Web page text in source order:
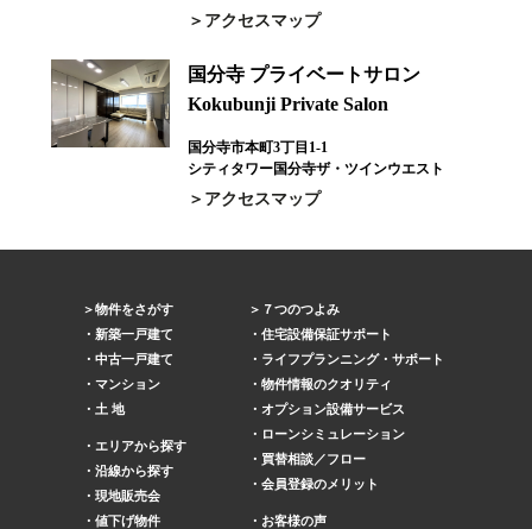
アクセスマップ
国分寺 プライベートサロン
Kokubunji Private Salon
国分寺市本町3丁目1-1
シティタワー国分寺ザ・ツインウエスト
アクセスマップ
物件をさがす
新築一戸建て
中古一戸建て
マンション
土 地
エリアから探す
沿線から探す
現地販売会
値下げ物件
７つのつよみ
住宅設備保証サポート
ライフプランニング・サポート
物件情報のクオリティ
オプション設備サービス
ローンシミュレーション
買替相談／フロー
会員登録のメリット
お客様の声